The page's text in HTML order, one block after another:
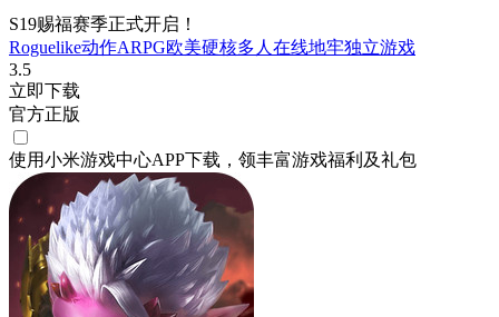
S19赐福赛季正式开启！
Roguelike动作ARPG欧美硬核多人在线地牢独立游戏
3.5
立即下载
官方正版
使用小米游戏中心APP下载 ，领丰富游戏福利 及礼包